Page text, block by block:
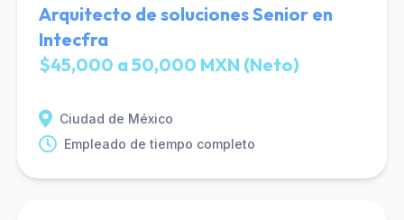
Arquitecto de soluciones Senior en
Intecfra
$45,000 a 50,000 MXN (Neto)
Ciudad de México
Empleado de tiempo completo